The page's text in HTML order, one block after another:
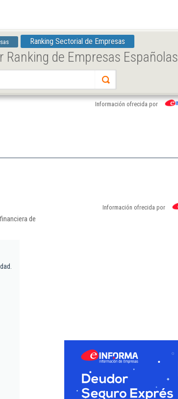
Ranking Sectorial de Empresas
de Empresas Españolas
Información ofrecida por
Información ofrecida por
de